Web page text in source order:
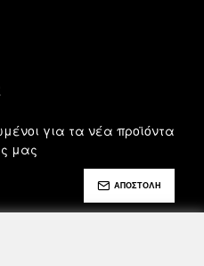
για τα νέα προϊόντα
μας
ΑΠΟΣΤΟΛΗ